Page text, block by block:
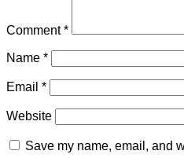
Comment*
Name *
Email *
Website
Save my name, email, and